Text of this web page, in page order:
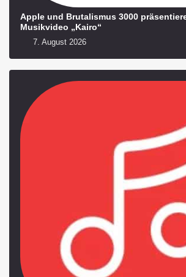
Apple und Brutalismus 3000
Musikvideo „Kairo“
7. August 2026